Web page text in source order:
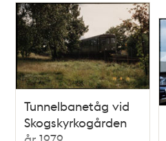
Tunnelbanetåg vid
Skogskyrkogården